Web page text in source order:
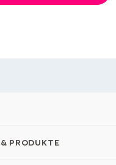
PRODUKTE